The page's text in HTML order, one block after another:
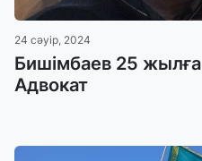
24 сәуір, 2024
Бишімбаев 25
Адвокат